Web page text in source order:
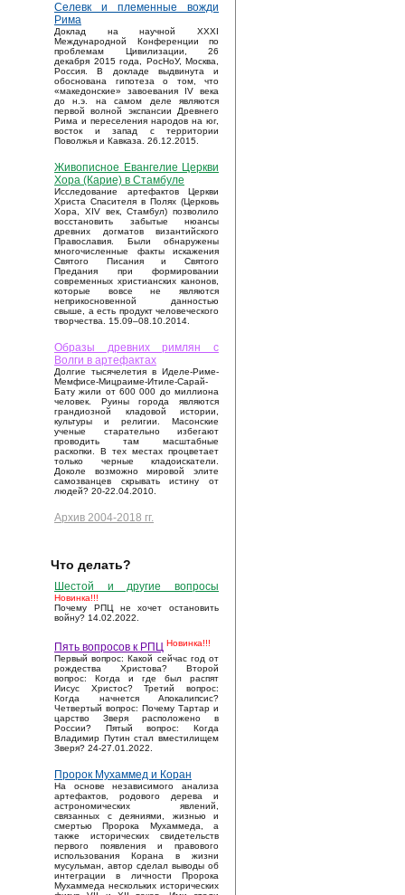
Селевк и племенные вожди
Рима
Доклад на научной XXXI
Международной Конференции по
проблемам Цивилизации, 26
декабря 2015 года, РосНоУ, Москва,
Россия. В докладе выдвинута и
обоснована гипотеза о том, что
«македонские» завоевания IV века
до н.э. на самом деле являются
первой волной экспансии Древнего
Рима и переселения народов на юг,
восток и запад с территории
Поволжья и Кавказа. 26.12.2015.
Живописное Евангелие Церкви
Хора (Карие) в Стамбуле
Исследование артефактов Церкви
Христа Спасителя в Полях (Церковь
Хора, XIV век, Стамбул) позволило
восстановить забытые нюансы
древних догматов византийского
Православия. Были обнаружены
многочисленные факты искажения
Святого Писания и Святого
Предания при формировании
современных христианских канонов,
которые вовсе не являются
неприкосновенной данностью
свыше, а есть продукт человеческого
творчества. 15.09–08.10.2014.
Образы древних римлян с
Волги в артефактах
Долгие тысячелетия в Иделе-Риме-
Мемфисе-Мицраиме-Итиле-Сарай-
Бату жили от 600 000 до миллиона
человек. Руины города являются
грандиозной кладовой истории,
культуры и религии. Масонские
ученые старательно избегают
проводить там масштабные
раскопки. В тех местах процветает
только черные кладоискатели.
Доколе возможно мировой элите
самозванцев скрывать истину от
людей? 20-22.04.2010.
Архив 2004-2018 гг.
Что делать?
Шестой и другие вопросы
Новинка!!!
Почему РПЦ не хочет остановить
войну? 14.02.2022.
Пять вопросов к РПЦ Новинка!!!
Первый вопрос: Какой сейчас год от
рождества Христова? Второй
вопрос: Когда и где был распят
Иисус Христос? Третий вопрос:
Когда начнется Апокалипсис?
Четвертый вопрос: Почему Тартар и
царство Зверя расположено в
России? Пятый вопрос: Когда
Владимир Путин стал вместилищем
Зверя? 24-27.01.2022.
Пророк Мухаммед и Коран
На основе независимого анализа
артефактов, родового дерева и
астрономических явлений,
связанных с деяниями, жизнью и
смертью Пророка Мухаммеда, а
также исторических свидетельств
первого появления и правового
использования Корана в жизни
мусульман, автор сделал выводы об
интеграции в личности Пророка
Мухаммеда нескольких исторических